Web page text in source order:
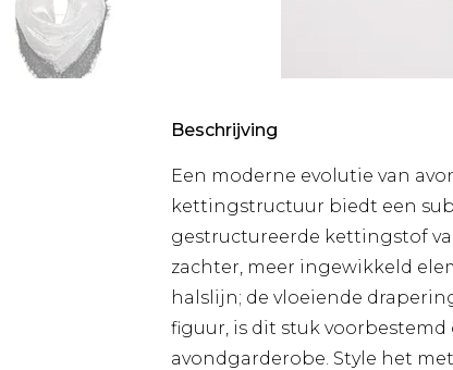
Beschrijving
Een moderne evolutie van
kettingstructuur biedt een
gestructureerde kettingstof
zachter, meer ingewikkeld
halslijn; de vloeiende
figuur, is dit stuk
avondgarderobe. Style het